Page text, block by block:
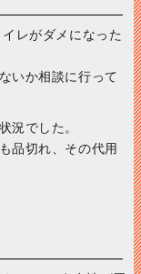
レがダメになった
いか相談に行って
況でした。
品切れ、その代用